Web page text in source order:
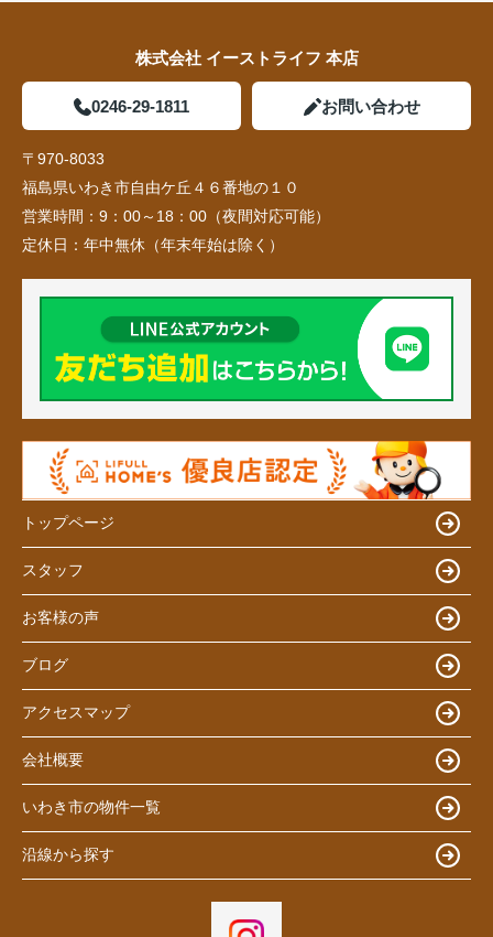
株式会社 イーストライフ 本店
0246-29-1811 お問い合わせ
〒970-8033
福島県いわき市自由ケ丘４６番地の１０
営業時間： 9：00～18：00（夜間対応可能）
定休日： 年中無休（年末年始は除く）
トップページ
スタッフ
お客様の声
ブログ
アクセスマップ
会社概要
いわき市の物件一覧
沿線から探す